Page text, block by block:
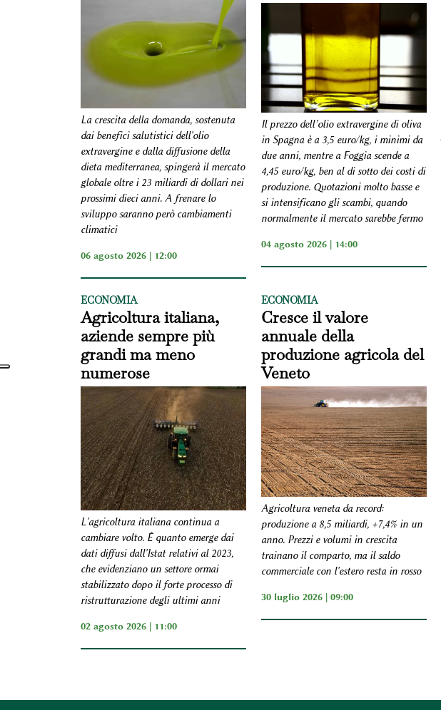
La crescita della domanda, sostenuta
dai benefici salutistici dell'olio
extravergine e dalla diffusione della
dieta mediterranea, spingerà il mercato
globale oltre i 23 miliardi di dollari nei
prossimi dieci anni. A frenare lo
sviluppo saranno però cambiamenti
climatici
06 agosto 2026 | 12:00
Il prezzo dell’olio extravergine di oliva
in Spagna è a 3,5 euro/kg, i minimi da
due anni, mentre a Foggia scende a
4,45 euro/kg, ben al di sotto dei costi di
produzione. Quotazioni molto basse e
si intensificano gli scambi, quando
normalmente il mercato sarebbe fermo
04 agosto 2026 | 14:00
ECONOMIA
Agricoltura italiana,
aziende sempre più
grandi ma meno
numerose
L'agricoltura italiana continua a
cambiare volto. È quanto emerge dai
dati diffusi dall'Istat relativi al 2023,
che evidenziano un settore ormai
stabilizzato dopo il forte processo di
ristrutturazione degli ultimi anni
02 agosto 2026 | 11:00
ECONOMIA
Cresce il valore
annuale della
produzione agricola del
Veneto
Agricoltura veneta da record:
produzione a 8,5 miliardi, +7,4% in un
anno. Prezzi e volumi in crescita
trainano il comparto, ma il saldo
commerciale con l'estero resta in rosso
30 luglio 2026 | 09:00